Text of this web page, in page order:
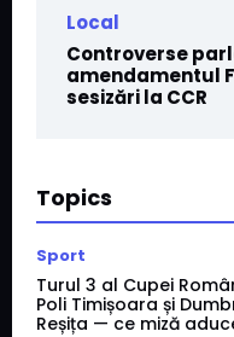
Local
Controverse
amendamentul
sesizări la CCR
Topics
Sport
Turul 3 al Cupei
Poli Timișoara și
Reșița — ce miză